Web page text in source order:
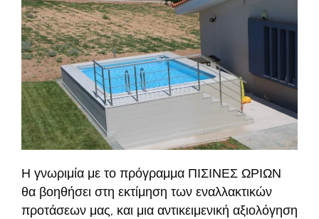
Η γνωριμία με το πρόγραμμα ΠΙΣΙΝΕΣ ΩΡΙΩΝ
θα βοηθήσει στη εκτίμηση των εναλλακτικών
προτάσεων μας, και μια αντικειμενική αξιολόγηση